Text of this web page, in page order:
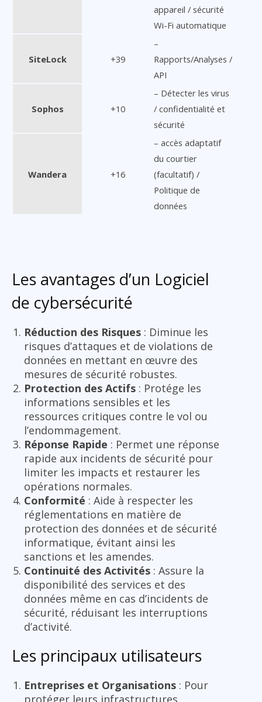
appareil / sécurité
Wi-Fi automatique
SiteLock +39
–
Rapports/Analyses /
API
Sophos +10
– Détecter les virus
/ confidentialité et
sécurité
Wandera +16
– accès adaptatif
du courtier
(facultatif) /
Politique de
données
Les avantages d’un Logiciel
de cybersécurité
Réduction des Risques : Diminue les
risques d’attaques et de violations de
données en mettant en œuvre des
mesures de sécurité robustes.
Protection des Actifs : Protége les
informations sensibles et les
ressources critiques contre le vol ou
l’endommagement.
Réponse Rapide : Permet une réponse
rapide aux incidents de sécurité pour
limiter les impacts et restaurer les
opérations normales.
Conformité : Aide à respecter les
réglementations en matière de
protection des données et de sécurité
informatique, évitant ainsi les
sanctions et les amendes.
Continuité des Activités : Assure la
disponibilité des services et des
données même en cas d’incidents de
sécurité, réduisant les interruptions
d’activité.
Les principaux utilisateurs
Entreprises et Organisations : Pour
protéger leurs infrastructures